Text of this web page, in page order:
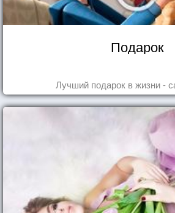
Подарок
Лучший подарок в жизни -